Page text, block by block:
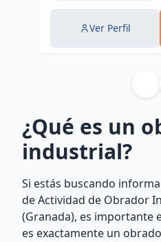
Ver Perfil
¿Qué es un
industrial?
Si estás buscando
de Actividad de Obrador
(Granada), es importante
es exactamente un